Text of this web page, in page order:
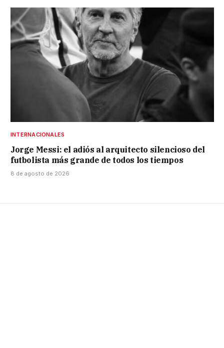
INTERNACIONALES
Jorge Messi: el adiós al arquitecto silencioso del
futbolista más grande de todos los tiempos
8 de agosto de 2026